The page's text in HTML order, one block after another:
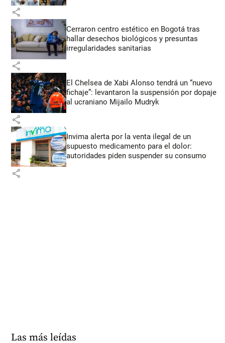
share
Cerraron centro estético en Bogotá tras
hallar desechos biológicos y presuntas
irregularidades sanitarias
share
El Chelsea de Xabi Alonso tendrá un “nuevo
fichaje”: levantaron la suspensión por dopaje
al ucraniano Mijailo Mudryk
share
Invima alerta por la venta ilegal de un
supuesto medicamento para el dolor:
autoridades piden suspender su consumo
share
Las más leídas